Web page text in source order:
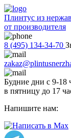
Плинтус из
от производителя
8 (495) 134-34-70
Будние дни с 9-18
в пятницу до 17
Напишите нам: